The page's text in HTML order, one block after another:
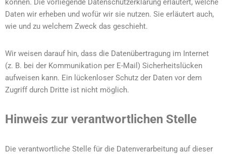
können. Die vorliegende Datenschutzerklärung erläutert, welche
Daten wir erheben und wofür wir sie nutzen. Sie erläutert auch,
wie und zu welchem Zweck das geschieht.
Wir weisen darauf hin, dass die Datenübertragung im Internet
(z. B. bei der Kommunikation per E-Mail) Sicherheitslücken
aufweisen kann. Ein lückenloser Schutz der Daten vor dem
Zugriff durch Dritte ist nicht möglich.
Hinweis zur verantwortlichen Stelle
Die verantwortliche Stelle für die Datenverarbeitung auf dieser